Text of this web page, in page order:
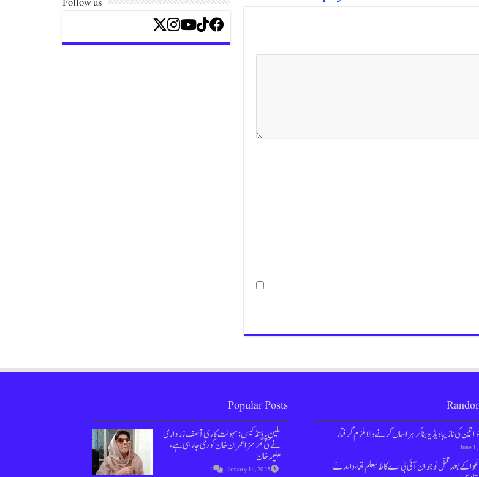
Popular Posts
ملین پاؤنڈ کیس : سہولت کاری آصف زرداری
نے کی مگر سزا عمران خان کو دی جارہی ہے،
علیمہ خان
January 14, 2025
1
کی نازیبا ویڈیو بنا کر ہراساں کرنے والا ملزم گرفتار
June
کے بعد قتل نوجوان آئی بی اے کا طالبعلم تھا، والد نے